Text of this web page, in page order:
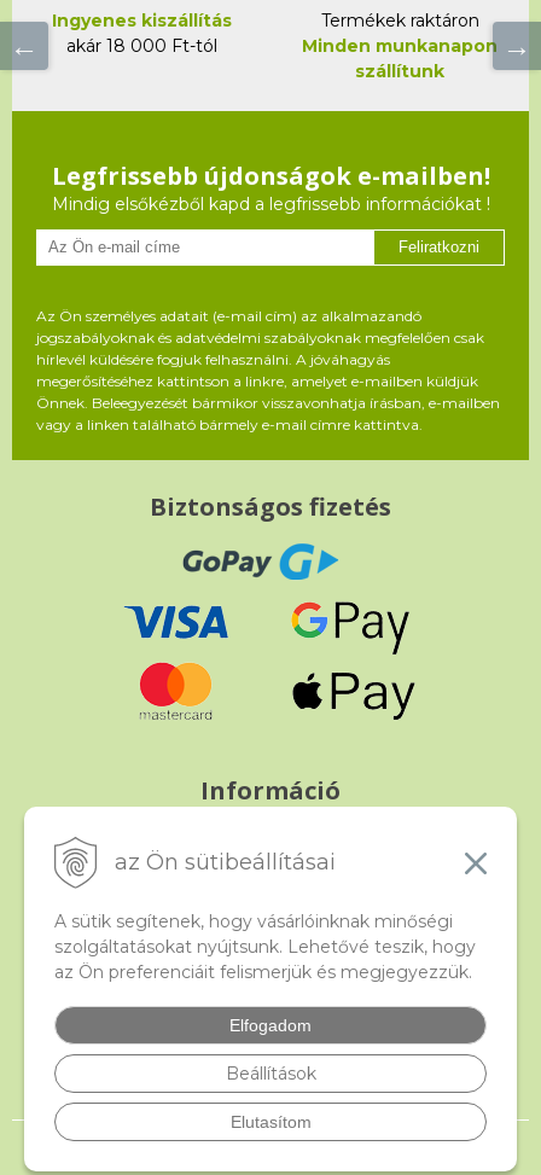
az Ön sütibeállításai
A sütik segítenek, hogy vásárlóinknak minőségi
szolgáltatásokat nyújtsunk. Lehetővé teszik, hogy
az Ön preferenciáit felismerjük és megjegyezzük.
Elfogadom
Beállítások
Elutasítom
Ingyenes kiszállítás
akár 18 000 Ft-tól
Termékek raktáron
Minden munkanapon
szállítunk
Legfrissebb újdonságok e-mailben!
Mindig elsőkézből kapd a legfrissebb információkat !
Feliratkozni
Az Ön személyes adatait (e-mail cím) az alkalmazandó
jogszabályoknak és adatvédelmi szabályoknak megfelelően csak
hírlevél küldésére fogjuk felhasználni. A jóváhagyás
megerősítéséhez kattintson a linkre, amelyet e-mailben küldjük
Önnek. Beleegyezését bármikor visszavonhatja írásban, e-mailben
vagy a linken található bármely e-mail címre kattintva.
Biztonságos fizetés
Információ
Panasz, árucsere és visszáru
Beado
Kapcsolat
Gyakori kérdések
Facebook
© 2026 beado.hu, a gyöngyök webáruháza •NextShop&e-shop Pohoda